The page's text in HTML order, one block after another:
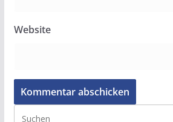
Website